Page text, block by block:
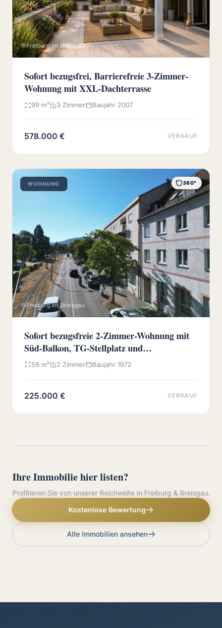
Freiburg im Breisgau
Sofort bezugsfrei, Barrierefreie 3-Zimmer-
Wohnung mit XXL-Dachterrasse
99 m² 3 Zimmer Baujahr 2007
578.000 € VERKAUF
WOHNUNG 360°
Freiburg im Breisgau
Sofort bezugsfreie 2-Zimmer-Wohnung mit
Süd-Balkon, TG-Stellplatz und
Wochenmarkt vor der Haustür
59 m² 2 Zimmer Baujahr 1972
225.000 € VERKAUF
Ihre Immobilie hier listen?
Profitieren Sie von unserer Reichweite in Freiburg & Breisgau.
Kostenlose Bewertung
Alle Immobilien ansehen